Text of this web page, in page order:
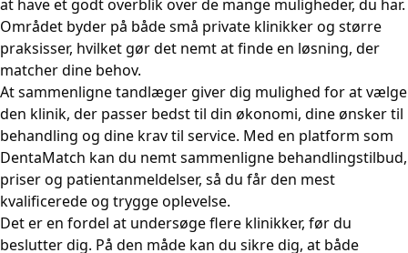
at have et godt overblik over de mange muligheder, du har.
Området byder på både små private klinikker og større
praksisser, hvilket gør det nemt at finde en løsning, der
matcher dine behov.
At sammenligne tandlæger giver dig mulighed for at vælge
den klinik, der passer bedst til din økonomi, dine ønsker til
behandling og dine krav til service. Med en platform som
DentaMatch kan du nemt sammenligne behandlingstilbud,
priser og patientanmeldelser, så du får den mest
kvalificerede og trygge oplevelse.
Det er en fordel at undersøge flere klinikker, før du
beslutter dig. På den måde kan du sikre dig, at både